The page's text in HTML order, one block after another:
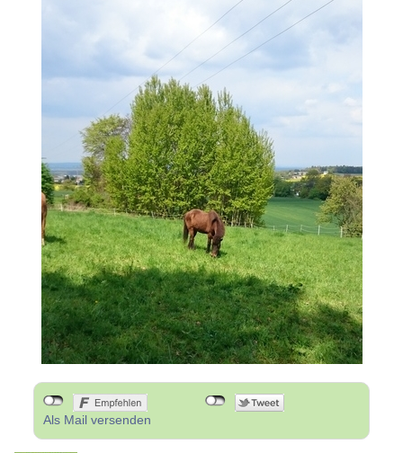
Als Mail versenden